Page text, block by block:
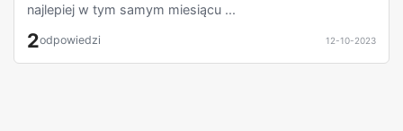
najlepiej w tym samym miesiącu ...
2odpowiedzi 12-10-2023